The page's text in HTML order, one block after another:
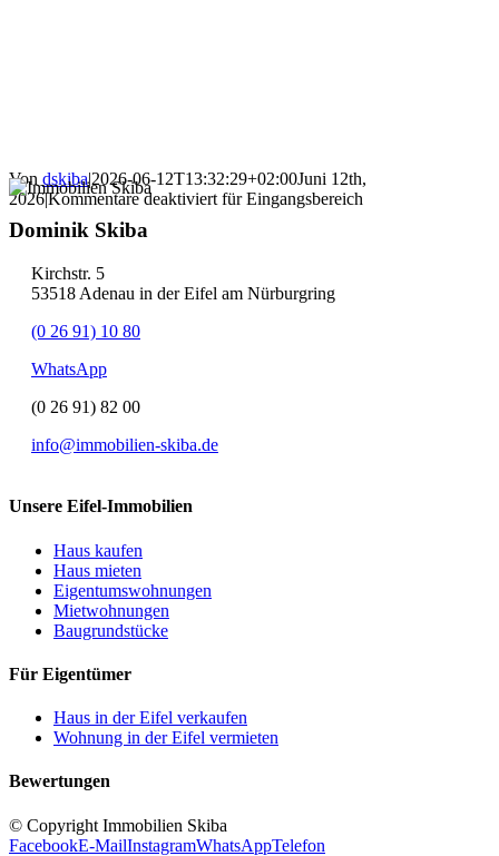
Von dskiba|2026-06-12T13:32:29+02:00Juni 12th,
2026|Kommentare deaktiviert für Eingangsbereich
Dominik Skiba
Kirchstr. 5
53518 Adenau in der Eifel am Nürburgring
(0 26 91) 10 80
WhatsApp
(0 26 91) 82 00
info@immobilien-skiba.de
Unsere Eifel-Immobilien
Haus kaufen
Haus mieten
Eigentumswohnungen
Mietwohnungen
Baugrundstücke
Für Eigentümer
Haus in der Eifel verkaufen
Wohnung in der Eifel vermieten
Bewertungen
© Copyright Immobilien Skiba
FacebookE-MailInstagramWhatsAppTelefon